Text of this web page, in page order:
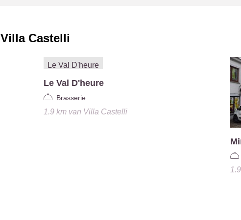
Villa Castelli
Le Val D'heure
Brasserie
1.9 kmvan Villa Castelli